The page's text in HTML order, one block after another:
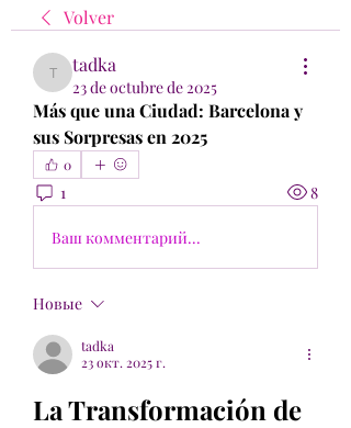
Volver
tadka
tadka
23 de octubre de 2025
Más que una Ciudad: Barcelona y
sus Sorpresas en 2025
0
1 8
Ваш комментарий...
Новые
tadka
23 окт. 2025 г.
La Transformación de